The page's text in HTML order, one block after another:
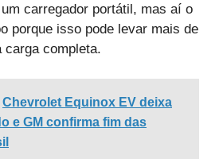
carregador portátil, mas aí o
porque isso pode levar mais de
carga completa.
Chevrolet Equinox EV deixa
e GM confirma fim das